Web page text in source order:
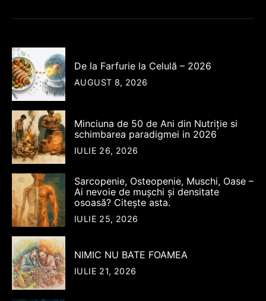
De la Farfurie la Celulă – 2026
AUGUST 8, 2026
Minciuna de 50 de Ani din Nutriție si
schimbarea paradigmei in 2026
IULIE 26, 2026
Sarcopenie, Osteopenie, Muschi, Oase –
Ai nevoie de mușchi și densitate
osoasă? Citește asta.
IULIE 25, 2026
NIMIC NU BATE FOAMEA
IULIE 21, 2026